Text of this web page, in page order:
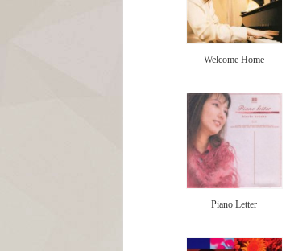
Welcome Home
Piano Letter